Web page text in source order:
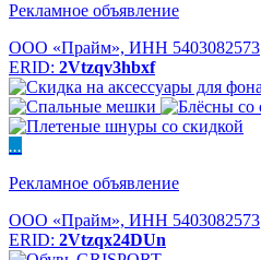
Рекламное объявление
ООО «Прайм», ИНН 5403082573
ERID: 2Vtzqv3hbxf
...
Рекламное объявление
ООО «Прайм», ИНН 5403082573
ERID: 2Vtzqx24DUn